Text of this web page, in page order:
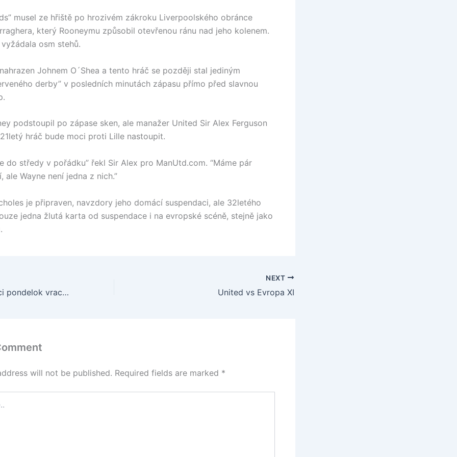
musel ze hřiště po hrozivém zákroku Liverpoolského obránce
který Rooneymu způsobil otevřenou ránu nad jeho kolenem.
osm stehů.
Johnem O´Shea a tento hráč se později stal jediným
derby” v posledních minutách zápasu přímo před slavnou
podstoupil po zápase sken, ale manažer United Sir Alex Ferguson
hráč bude moci proti Lille nastoupit.
do středy v pořádku” řekl Sir Alex pro ManUtd.com. “Máme pár
ale Wayne není jedna z nich.”
je připraven, navzdory jeho domácí suspendaci, ale 32letého
jedna žlutá karta od suspendace i na evropské scéně, stejně jako
Larsson sa budúci pondelok vracia z Manchestru do Švédska
NEXT
United vs Evropa XI
will not be published. Required fields are marked *